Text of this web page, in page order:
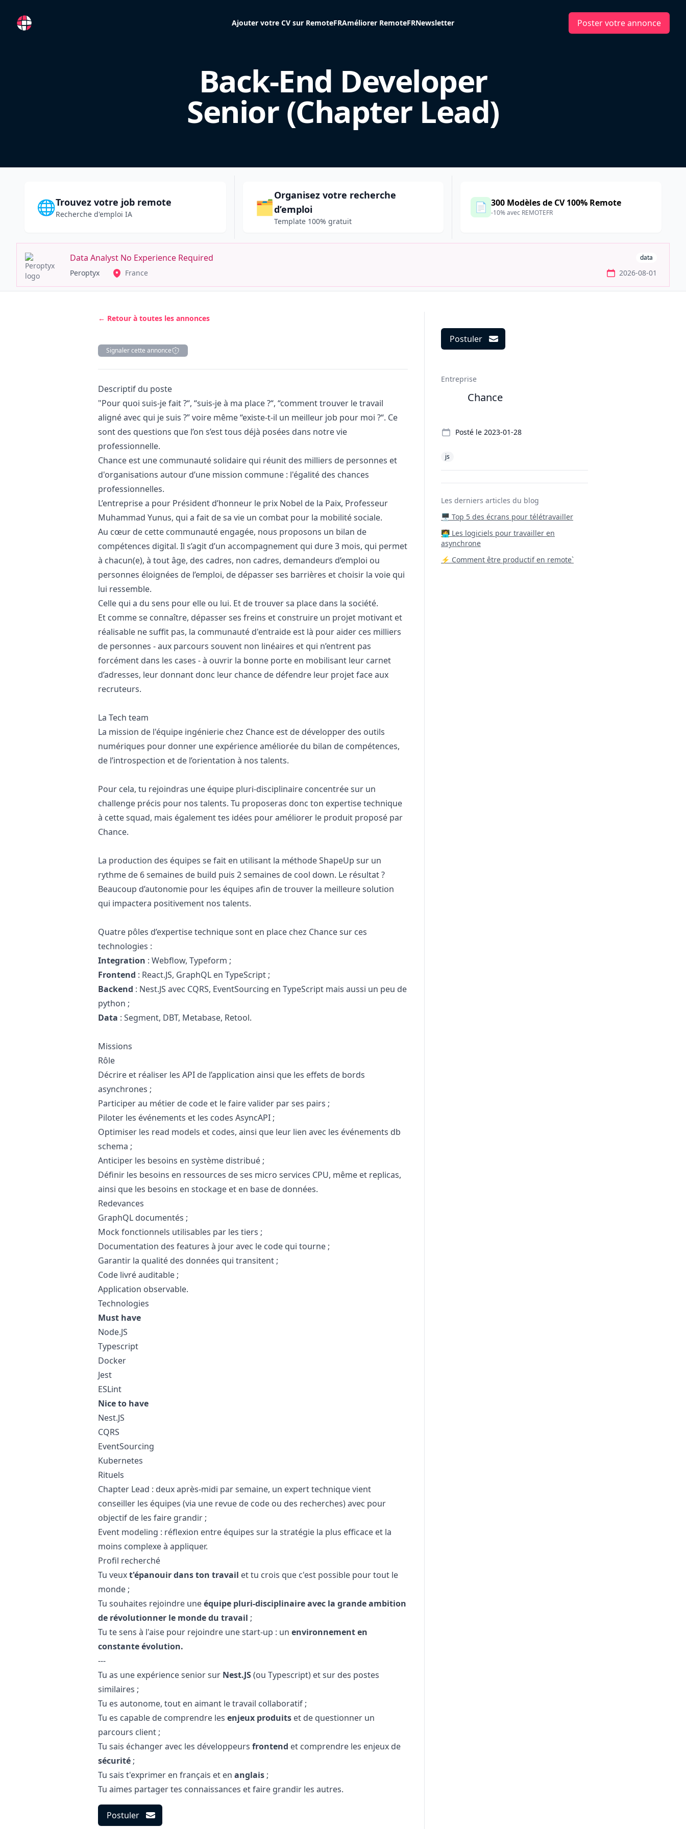
RemoteFR Ajouter votre CV sur RemoteFRAméliorer RemoteFRNewsletter Poster votre annonce
Back-End Developer
Senior (Chapter Lead)
🌐Trouvez votre job remote
Recherche d'emploi IA 🗂️
Organisez votre recherche
d’emploi
Template 100% gratuit
📄 300 Modèles de CV 100% Remote
-10% avec REMOTEFR
Data Analyst No Experience Required data
Peroptyx France 2026-08-01
← Retour à toutes les annonces
Signaler cette annonce
Description
Descriptif du poste
"Pour quoi suis-je fait ?“, “suis-je à ma place ?“, “comment trouver le travail
aligné avec qui je suis ?” voire même “existe-t-il un meilleur job pour moi ?“. Ce
sont des questions que l’on s’est tous déjà posées dans notre vie
professionnelle.
Chance est une communauté solidaire qui réunit des milliers de personnes et
d'organisations autour d’une mission commune : l'égalité des chances
professionnelles.
L’entreprise a pour Président d’honneur le prix Nobel de la Paix, Professeur
Muhammad Yunus, qui a fait de sa vie un combat pour la mobilité sociale.
Au cœur de cette communauté engagée, nous proposons un bilan de
compétences digital. Il s’agit d’un accompagnement qui dure 3 mois, qui permet
à chacun(e), à tout âge, des cadres, non cadres, demandeurs d’emploi ou
personnes éloignées de l’emploi, de dépasser ses barrières et choisir la voie qui
lui ressemble.
Celle qui a du sens pour elle ou lui. Et de trouver sa place dans la société.
Et comme se connaître, dépasser ses freins et construire un projet motivant et
réalisable ne suffit pas, la communauté d'entraide est là pour aider ces milliers
de personnes - aux parcours souvent non linéaires et qui n’entrent pas
forcément dans les cases - à ouvrir la bonne porte en mobilisant leur carnet
d’adresses, leur donnant donc leur chance de défendre leur projet face aux
recruteurs.
La Tech team
La mission de l'équipe ingénierie chez Chance est de développer des outils
numériques pour donner une expérience améliorée du bilan de compétences,
de l’introspection et de l’orientation à nos talents.
Pour cela, tu rejoindras une équipe pluri-disciplinaire concentrée sur un
challenge précis pour nos talents. Tu proposeras donc ton expertise technique
à cette squad, mais également tes idées pour améliorer le produit proposé par
Chance.
La production des équipes se fait en utilisant la méthodeShapeUp sur un
rythme de 6 semaines de build puis 2 semaines de cool down. Le résultat ?
Beaucoup d’autonomie pour les équipes afin de trouver la meilleure solution
qui impactera positivement nos talents.
Quatre pôles d’expertise technique sont en place chez Chance sur ces
technologies :
Integration : Webflow, Typeform ;
Frontend : React.JS, GraphQL en TypeScript ;
Backend : Nest.JS avec CQRS, EventSourcing en TypeScript mais aussi un peu de
python ;
Data : Segment, DBT, Metabase, Retool.
Missions
Rôle
Décrire et réaliser les API de l’application ainsi que les effets de bords
asynchrones ;
Participer au métier de code et le faire valider par ses pairs ;
Piloter les événements et les codes AsyncAPI ;
Optimiser les read models et codes, ainsi que leur lien avec les événements db
schema ;
Anticiper les besoins en système distribué ;
Définir les besoins en ressources de ses micro services CPU, même et replicas,
ainsi que les besoins en stockage et en base de données.
Redevances
GraphQL documentés ;
Mock fonctionnels utilisables par les tiers ;
Documentation des features à jour avec le code qui tourne ;
Garantir la qualité des données qui transitent ;
Code livré auditable ;
Application observable.
Technologies
Must have
Node.JS
Typescript
Docker
Jest
ESLint
Nice to have
Nest.JS
CQRS
EventSourcing
Kubernetes
Rituels
Chapter Lead : deux après-midi par semaine, un expert technique vient
conseiller les équipes (via une revue de code ou des recherches) avec pour
objectif de les faire grandir ;
Event modeling : réflexion entre équipes sur la stratégie la plus efficace et la
moins complexe à appliquer.
Profil recherché
Tu veuxt'épanouir dans ton travail et tu crois que c'est possible pour tout le
monde ;
Tu souhaites rejoindre uneéquipe pluri-disciplinaire avec la grande ambition
de révolutionner le monde du travail ;
Tu te sens à l'aise pour rejoindre une start-up : un environnement en
constante évolution.
---
Tu as une expérience senior sur Nest.JS(ou Typescript) et sur des postes
similaires ;
Tu es autonome, tout en aimant le travail collaboratif ;
Tu es capable de comprendre les enjeux produits et de questionner un
parcours client ;
Tu sais échanger avec les développeurs frontend et comprendre les enjeux de
sécurité ;
Tu sais t'exprimer en français et en anglais ;
Tu aimes partager tes connaissances et faire grandir les autres.
Postuler
Postuler
Entreprise
Chance
Posté le 2023-01-28
js
Les derniers articles du blog
🖥️ Top 5 des écrans pour télétravailler
‍🧑‍💻 Les logiciels pour travailler en
asynchrone
⚡ Comment être productif en remote`